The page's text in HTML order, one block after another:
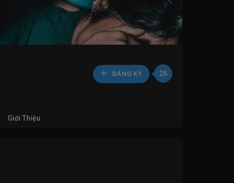
ĐĂNG KÝ 26
Giới Thiệu